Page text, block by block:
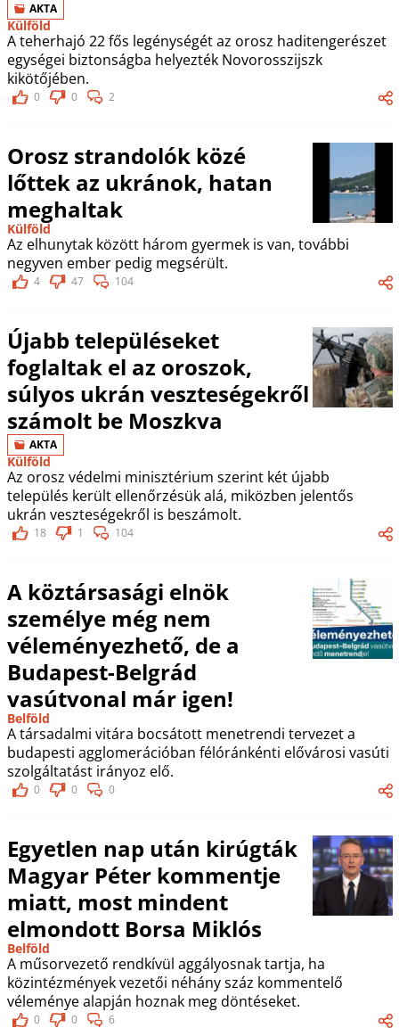
AKTA
Külföld
A teherhajó 22 fős legénységét az orosz haditengerészet
egységei biztonságba helyezték Novorosszijszk
kikötőjében.
0 0 2
Orosz strandolók közé
lőttek az ukránok, hatan
meghaltak
Külföld
Az elhunytak között három gyermek is van, további
negyven ember pedig megsérült.
4 47 104
Újabb településeket
foglaltak el az oroszok,
súlyos ukrán veszteségekről
számolt be Moszkva
AKTA
Külföld
Az orosz védelmi minisztérium szerint két újabb
település került ellenőrzésük alá, miközben jelentős
ukrán veszteségekről is beszámolt.
18 1 104
A köztársasági elnök
személye még nem
véleményezhető, de a
Budapest-Belgrád
vasútvonal már igen!
Belföld
A társadalmi vitára bocsátott menetrendi tervezet a
budapesti agglomerációban félóránkénti elővárosi vasúti
szolgáltatást irányoz elő.
0 0 0
Egyetlen nap után kirúgták
Magyar Péter kommentje
miatt, most mindent
elmondott Borsa Miklós
Belföld
A műsorvezető rendkívül aggályosnak tartja, ha
közintézmények vezetői néhány száz kommentelő
véleménye alapján hoznak meg döntéseket.
0 0 6